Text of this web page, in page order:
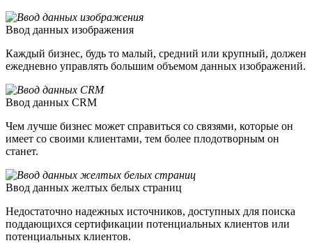
Ввод данных изображения
Каждый бизнес, будь то малый, средний или крупный, должен
ежедневно управлять большим объемом данных изображений.
Ввод данных CRM
Чем лучше бизнес может справиться со связями, которые он
имеет со своими клиентами, тем более плодотворным он
станет.
Ввод данных желтых белых страниц
Недостаточно надежных источников, доступных для поиска
поддающихся сертификации потенциальных клиентов или
потенциальных клиентов.